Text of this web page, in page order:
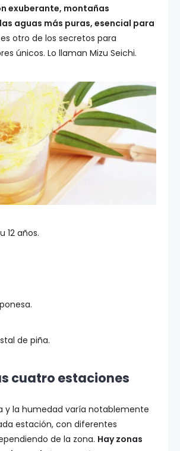
exuberante, montañas
aguas más puras, esencial para
otro de los secretos para
únicos. Lo llaman Mizu Seichi.
12 años.
de piña.
cuatro estaciones
y la humedad varía notablemente
estación, con diferentes
de la zona. Hay zonas